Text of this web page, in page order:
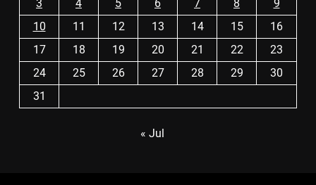
3
4 5 6 7 8
9
10
11 12 13 14 15
16
17
18 19 20 21 22
23
24
25 26 27 28 29
30
31
« Jul